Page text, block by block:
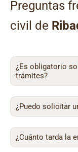
Preguntas
civil de
¿Es obligatorio
trámites?
¿Puedo solicitar
¿Cuánto tarda la